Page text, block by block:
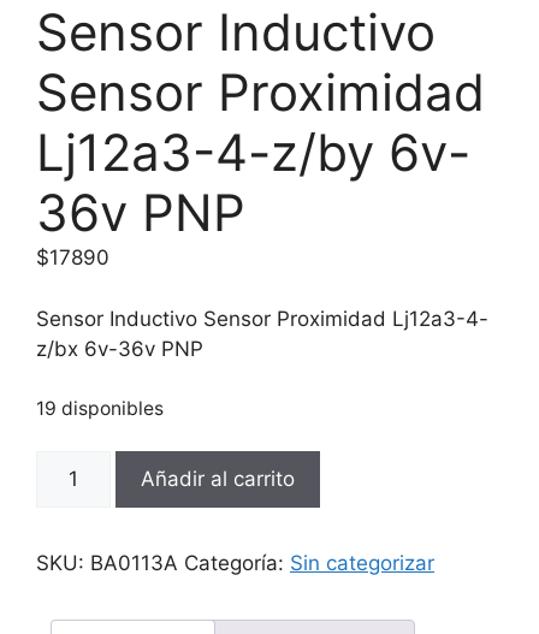
Sensor Inductivo
Sensor Proximidad
Lj12a3-4-z/by 6v-
36v PNP
$17890
Sensor Inductivo Sensor Proximidad Lj12a3-4-
z/bx 6v-36v PNP
19 disponibles
Inductivo
Proximidad
4-
Añadir al carrito
SKU: BA0113A Categoría: Sin categorizar